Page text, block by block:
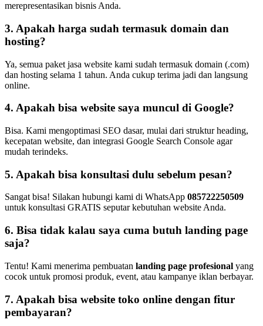
merepresentasikan bisnis Anda.
3. Apakah harga sudah termasuk domain dan
hosting?
Ya, semua paket jasa website kami sudah termasuk domain (.com)
dan hosting selama 1 tahun. Anda cukup terima jadi dan langsung
online.
4. Apakah bisa website saya muncul di Google?
Bisa. Kami mengoptimasi SEO dasar, mulai dari struktur heading,
kecepatan website, dan integrasi Google Search Console agar
mudah terindeks.
5. Apakah bisa konsultasi dulu sebelum pesan?
Sangat bisa! Silakan hubungi kami di WhatsApp 085722250509
untuk konsultasi GRATIS seputar kebutuhan website Anda.
6. Bisa tidak kalau saya cuma butuh landing page
saja?
Tentu! Kami menerima pembuatan landing page profesional yang
cocok untuk promosi produk, event, atau kampanye iklan berbayar.
7. Apakah bisa website toko online dengan fitur
pembayaran?